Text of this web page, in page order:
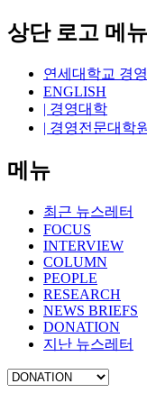
상단 로고 메뉴
연세대학교 경
ENGLISH
| 경영대학
| 경영전문대학
메뉴
최근 뉴스레터
FOCUS
INTERVIEW
COLUMN
PEOPLE
RESEARCH
NEWS BRIEFS
DONATION
지난 뉴스레터